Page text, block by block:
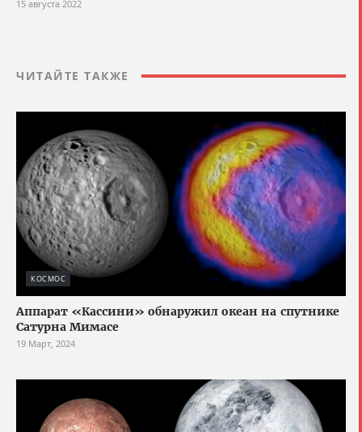
15 августа 2022
ЧИТАЙТЕ ТАКЖЕ
КОСМОС
Аппарат «Кассини» обнаружил океан на спутнике
Сатурна Мимасе
19 Март, 2024